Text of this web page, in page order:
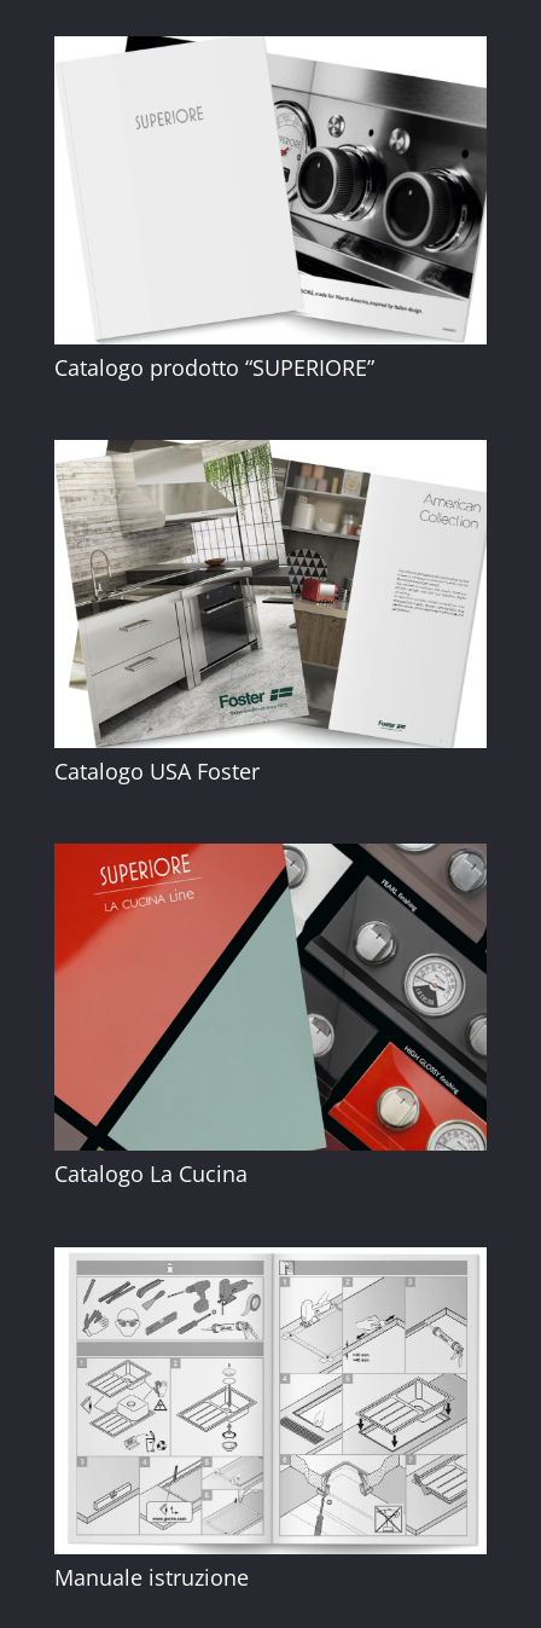
Catalogo prodotto “SUPERIORE”
Catalogo USA Foster
Catalogo La Cucina
Manuale istruzione